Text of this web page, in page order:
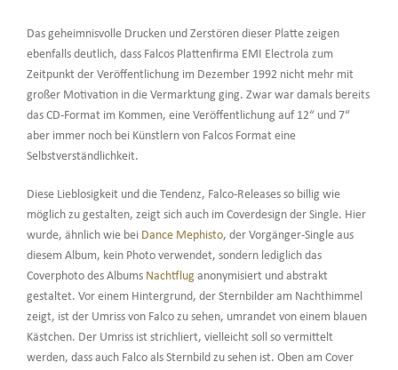
Das geheimnisvolle Drucken und Zerstören dieser Platte zeigen
ebenfalls deutlich, dass Falcos Plattenfirma EMI Electrola zum
Zeitpunkt der Veröffentlichung im Dezember 1992 nicht mehr mit
großer Motivation in die Vermarktung ging. Zwar war damals bereits
das CD-Format im Kommen, eine Veröffentlichung auf 12“ und 7“
aber immer noch bei Künstlern von Falcos Format eine
Selbstverständlichkeit.
Diese Lieblosigkeit und die Tendenz, Falco-Releases so billig wie
möglich zu gestalten, zeigt sich auch im Coverdesign der Single. Hier
wurde, ähnlich wie bei Dance Mephisto, der Vorgänger-Single aus
diesem Album, kein Photo verwendet, sondern lediglich das
Coverphoto des Albums Nachtfluganonymisiert und abstrakt
gestaltet. Vor einem Hintergrund, der Sternbilder am Nachthimmel
zeigt, ist der Umriss von Falco zu sehen, umrandet von einem blauen
Kästchen. Der Umriss ist strichliert, vielleicht soll so vermittelt
werden, dass auch Falco als Sternbild zu sehen ist. Oben am Cover